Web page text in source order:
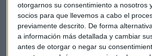
otorgarnos su consentimiento a nosotros
socios para que llevemos a cabo el
previamente descrito. De forma
a información más detallada y cambiar
antes de otorgar o negar su
Reino Unidotodavía tiene latasa
7,9%, la más alta de las grandes